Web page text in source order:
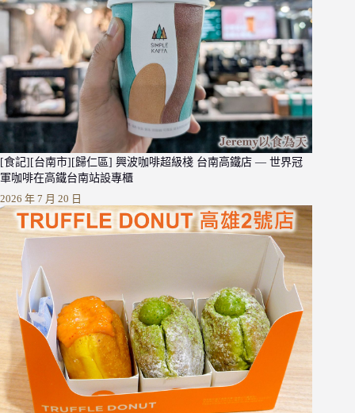
[食記][台南市][歸仁區] 興波咖啡超級棧 台南高鐵店 — 世界冠
軍咖啡在高鐵台南站設專櫃
2026 年 7 月 20 日